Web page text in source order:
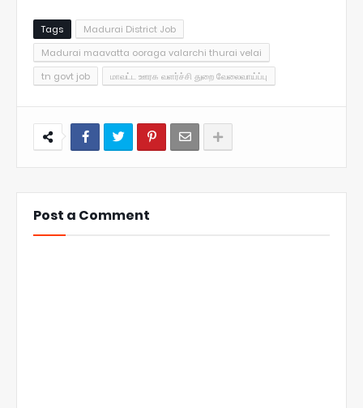
Tags
Madurai District Job
Madurai maavatta ooraga valarchi thurai velai
tn govt job
மாவட்ட ஊரக வளர்ச்சி துறை வேலைவாய்ப்பு
Post a Comment